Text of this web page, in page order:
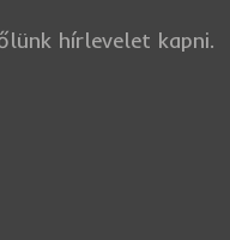
hírlevelet kapni.